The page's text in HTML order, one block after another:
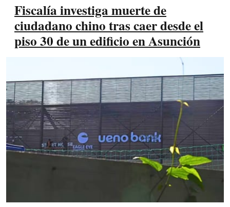
Fiscalía investiga muerte de
ciudadano chino tras caer desde el
piso 30 de un edificio en Asunción